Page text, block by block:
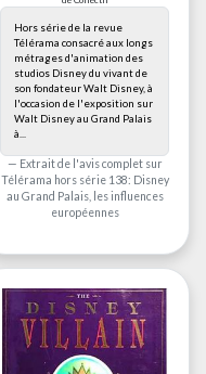
Hors série de la revue
Télérama consacré aux longs
métrages d'animation des
studios Disney du vivant de
son fondateur Walt Disney, à
l'occasion de l'exposition sur
Walt Disney au Grand Palais
à...
Extrait de l'avis complet sur
Télérama hors série 138: Disney
au Grand Palais, les influences
européennes